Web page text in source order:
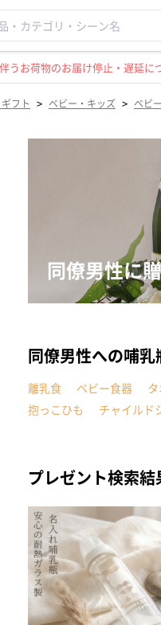
うお荷物のお届け停止・遅延に
フト > ベビー・キッズ > ベビ
同僚男性に
同僚男性への哺
離乳食 ベビー食器
抱っこひも
チャイルド
プレゼント検索結